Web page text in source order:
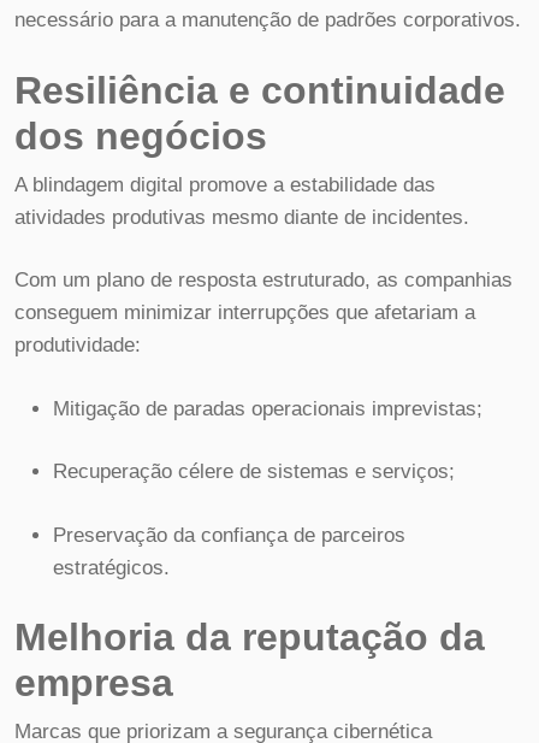
necessário para a manutenção de padrões corporativos.
Resiliência e continuidade
dos negócios
A blindagem digital promove a estabilidade das
atividades produtivas mesmo diante de incidentes.
Com um plano de resposta estruturado, as companhias
conseguem minimizar interrupções que afetariam a
produtividade:
Mitigação de paradas operacionais imprevistas;
Recuperação célere de sistemas e serviços;
Preservação da confiança de parceiros
estratégicos.
Melhoria da reputação da
empresa
Marcas que priorizam a segurança cibernética